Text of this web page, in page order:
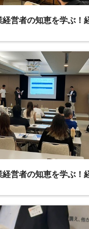
経営者の知恵を学ぶ！
経営者の知恵を学ぶ！